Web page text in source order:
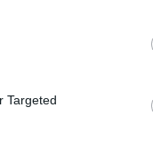
Targeted